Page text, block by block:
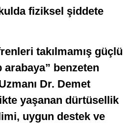
fiziksel şiddete
takılmamış güçlü
benzeten
Dr. Demet
yaşanan dürtüsellik
uygun destek ve